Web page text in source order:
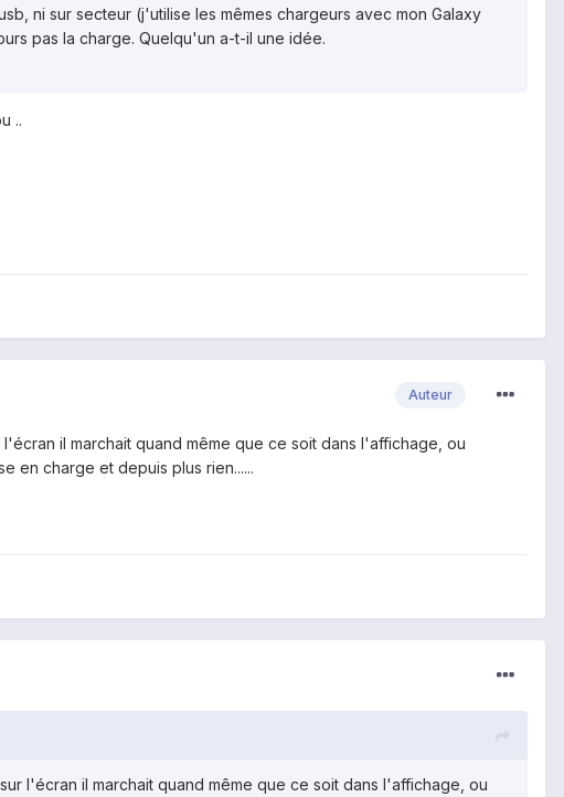
ni sur secteur (j'utilise les mêmes chargeurs avec mon Galaxy
pas la charge. Quelqu'un a-t-il une idée.
..
Auteur
il marchait quand même que ce soit dans l'affichage, ou
en charge et depuis plus rien......
l'écran il marchait quand même que ce soit dans l'affichage, ou